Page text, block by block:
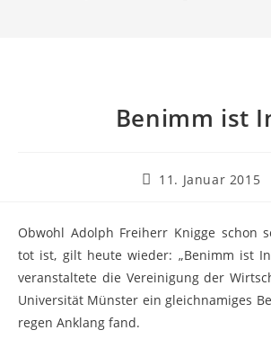
Benimm ist
11. Januar 2015
Obwohl Adolph Freiherr Knigge schon
tot ist, gilt heute wieder: „Benimm ist
veranstaltete die Vereinigung der
Universität Münster ein gleichnamiges
regen Anklang fand.